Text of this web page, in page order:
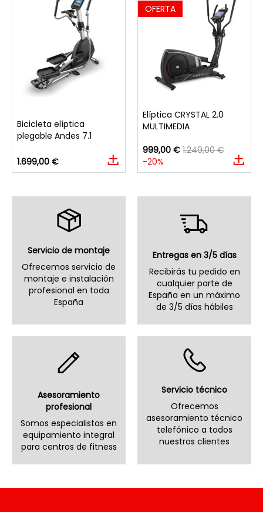
Bicicleta elíptica
plegable Andes 7.1
1.699,00 €
OFERTA
Elíptica CRYSTAL 2.0
MULTIMEDIA
999,00 € 1.249,00 €
-20%
Servicio de montaje
Ofrecemos servicio de
montaje e instalación
profesional en toda
España
Entregas en 3/5 días
Recibirás tu pedido en
cualquier parte de
España en un máximo
de 3/5 días hábiles
Asesoramiento
profesional
Somos especialistas en
equipamiento integral
para centros de fitness
Servicio técnico
Ofrecemos
asesoramiento técnico
telefónico a todos
nuestros clientes